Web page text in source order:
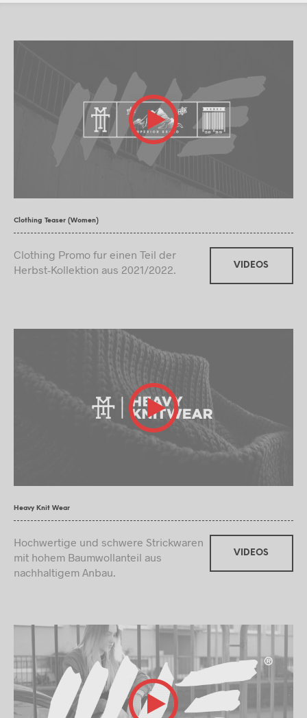
Clothing Teaser (Women)
Clothing Promo fur einen Teil der
Herbst-Kollektion aus 2021/2022.
VIDEOS
Heavy Knit Wear
Hochwertige und schwere Strickwaren
mit hohem Baumwollanteil aus
nachhaltigem Anbau.
VIDEOS